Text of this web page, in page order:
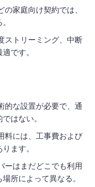
の家庭向け契約では、
ストリーミング、中断
です。
的な設置が必要で、通
はない。
料には、工事費および
ます。
ーはまだどこでも利用
所によって異なる。